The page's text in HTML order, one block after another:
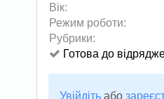
Вік:
Режим роботи:
Рубрики:
Готова до
Увійдіть або